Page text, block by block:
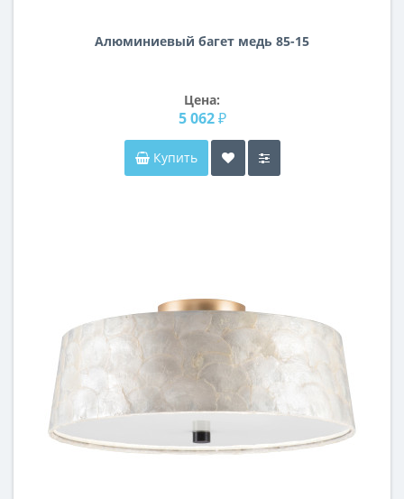
Алюминиевый багет медь 85-15
Цена:
5 062 ₽
Купить